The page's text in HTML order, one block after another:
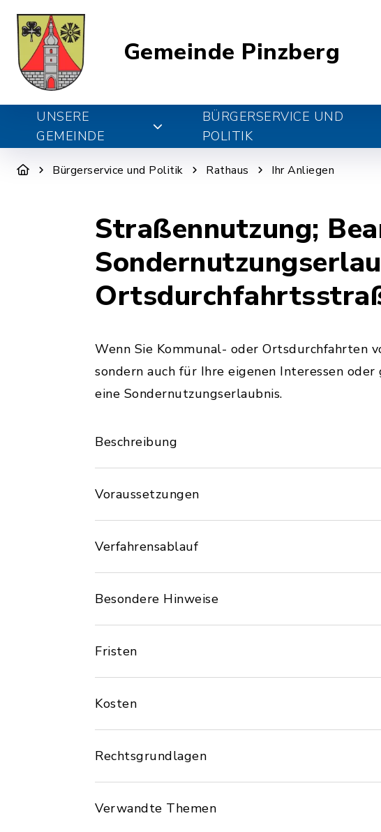
Gemeinde Pinzberg
UNSERE
GEMEINDE
BÜRGERSERVICE UND
POLITIK
Bürgerservice und Politik Rathaus Ihr Anliegen
Straßennutzung;
Wenn Sie Kommunal- oder Ortsdurchfahrten
sondern auch für Ihre eigenen Interessen
eine Sondernutzungserlaubnis.
Beschreibung
Voraussetzungen
Verfahrensablauf
Besondere Hinweise
Fristen
Kosten
Rechtsgrundlagen
Verwandte Themen